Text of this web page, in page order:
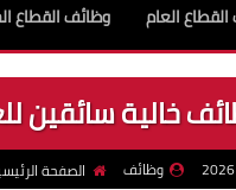
العام وظائف القطاع
خالية سائقين
وظائف الصفحة